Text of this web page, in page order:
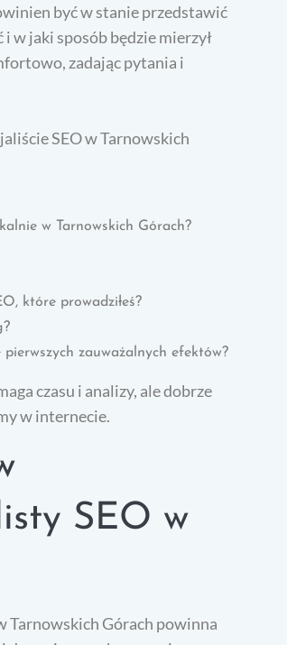
być w stanie przedstawić
w jaki sposób będzie mierzył
zadając pytania i
SEO w Tarnowskich
w Tarnowskich Górach?
które prowadziłeś?
zauważalnych efektów?
czasu i analizy, ale dobrze
w internecie.
SEO w
Tarnowskich Górach powinna